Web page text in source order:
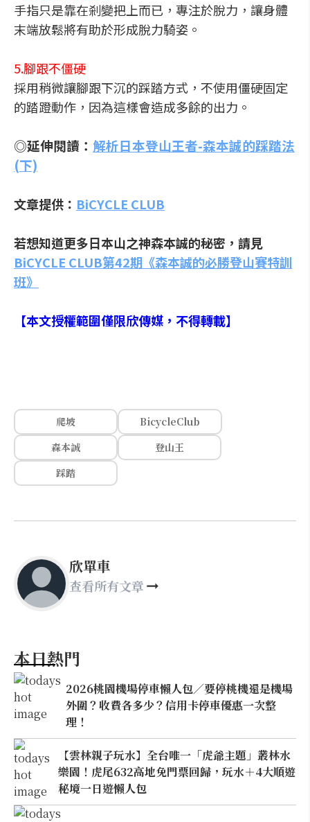
手指只是靠在剎變把上而已，專注於脫力，讓身體
末端放鬆將有助於形成脫力騎姿。
5.腳跟不僵硬
採用稍微讓腳跟下沉的踩踏方式，不使用僵硬固定
的踏蹬動作，因為這樣會造成多餘的出力。
◎延伸閱讀： 解析日本登山王者-森本誠的踩踏法
(下)
文章提供： BiCYCLE CLUB
若想知道更多日本山之神森本誠的秘密，請見
BiCYCLE CLUB第42期《森本誠的必勝登山賽特訓
班》
【本文授權範圍僅限欣傳媒，不得轉載】
爬坡
BicycleClub
森本誠
登山王
踩踏
欣單車
查看所有文章
本日熱門
2026桃園機場停車懶人包／要停桃機還是機場
外圍？收費各多少？信用卡停車優惠一次整
理！
【雲林親子玩水】全台唯一「虎爺主題」叢林水
樂園！虎尾632高地免門票回歸，玩水＋4大順遊
秘境一日遊懶人包